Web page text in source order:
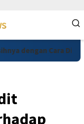
Cara Dimutilasi